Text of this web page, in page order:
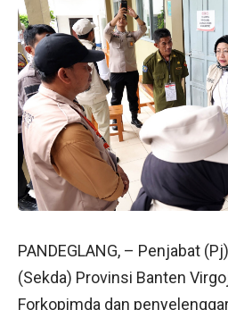
PANDEGLANG, – Penjabat
(Sekda) Provinsi Banten
Forkopimda dan